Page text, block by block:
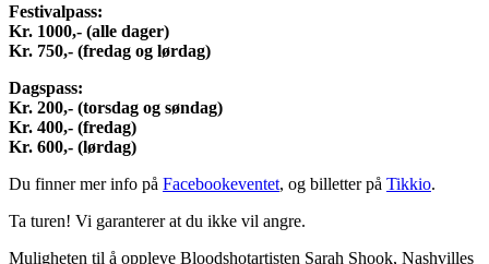
Festivalpass:
Kr. 1000,- (alle dager)
Kr. 750,- (fredag og lørdag)
Dagspass:
Kr. 200,- (torsdag og søndag)
Kr. 400,- (fredag)
Kr. 600,- (lørdag)
Du finner mer info på Facebookeventet, og billetter på Tikkio.
Ta turen! Vi garanterer at du ikke vil angre.
Muligheten til å oppleve Bloodshotartisten Sarah Shook, Nashvilles